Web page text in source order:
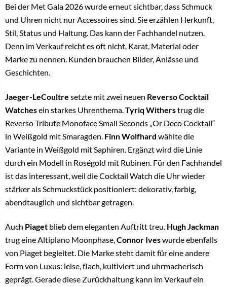
Bei der Met Gala 2026 wurde erneut sichtbar, dass Schmuck
und Uhren nicht nur Accessoires sind. Sie erzählen Herkunft,
Stil, Status und Haltung. Das kann der Fachhandel nutzen.
Denn im Verkauf reicht es oft nicht, Karat, Material oder
Marke zu nennen. Kunden brauchen Bilder, Anlässe und
Geschichten.
Jaeger-LeCoultre setzte mit zwei neuen Reverso Cocktail
Watchesein starkes Uhrenthema.Tyriq Witherstrug die
Reverso Tribute Monoface Small Seconds „Or Deco Cocktail“
in Weißgold mit Smaragden. Finn Wolfhard wählte die
Variante in Weißgold mit Saphiren. Ergänzt wird die Linie
durch ein Modell in Roségold mit Rubinen. Für den Fachhandel
ist das interessant, weil die Cocktail Watch die Uhr wieder
stärker als Schmuckstück positioniert: dekorativ, farbig,
abendtauglich und sichtbar getragen.
Auch Piaget blieb dem eleganten Auftritt treu. Hugh Jackman
trug eine Altiplano Moonphase,Connor Iveswurde ebenfalls
von Piaget begleitet. Die Marke steht damit für eine andere
Form von Luxus: leise, flach, kultiviert und uhrmacherisch
geprägt. Gerade diese Zurückhaltung kann im Verkauf ein